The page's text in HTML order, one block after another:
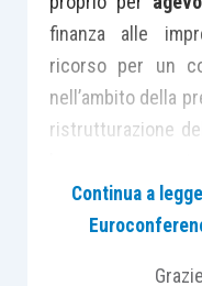
finanza alle
ricorso per un
nell’ambito della
ristrutturazione
qualsiasi
quelli erogati
Continua a